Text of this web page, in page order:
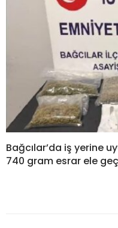
Bağcılar’da iş yerine
740 gram esrar ele